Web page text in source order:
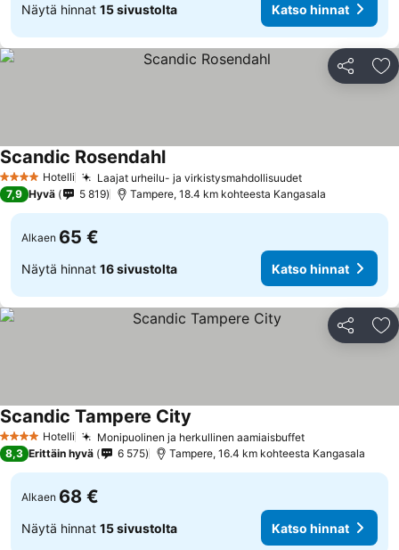
Näytä hinnat 15 sivustolta Katso hinnat
Jaa
4 Tähtiluokitus
Hotelli Laajat urheilu- ja virkistysmahdollisuudetKatso hinnat
Scandic RosendahlKatso hinnat
7,9 Hyvä 5 819 Tampere, 18.4 km kohteesta Kangasala
Alkaen 65 €
Näytä hinnat 16 sivustolta Katso hinnat
Jaa
4 Tähtiluokitus
Hotelli Monipuolinen ja herkullinen aamiaisbuffetKatso hinnat
Scandic Tampere City
8,3 Erittäin hyvä 6 575 Tampere, 16.4 km kohteesta Kangasala
Alkaen 68 €
Näytä hinnat 15 sivustolta Katso hinnat